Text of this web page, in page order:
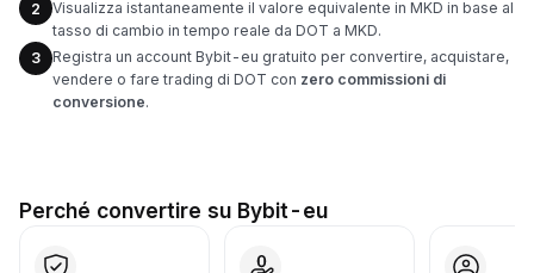
2
Visualizza istantaneamente il valore equivalente in MKD in base al
tasso di cambio in tempo reale da DOT a MKD.
3
Registra un account Bybit-eu gratuito per convertire, acquistare,
vendere o fare trading di DOT con zero commissioni di
conversione.
Perché convertire su Bybit-eu